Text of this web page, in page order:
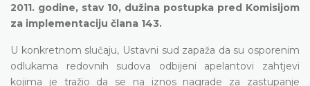
2011. godine, stav 10, dužina postupka pred Komisijom
za implementaciju člana 143.
U konkretnom slučaju, Ustavni sud zapaža da su osporenim
odlukama redovnih sudova odbijeni apelantovi zahtjevi
kojima je tražio da se na iznos nagrade za zastupanje